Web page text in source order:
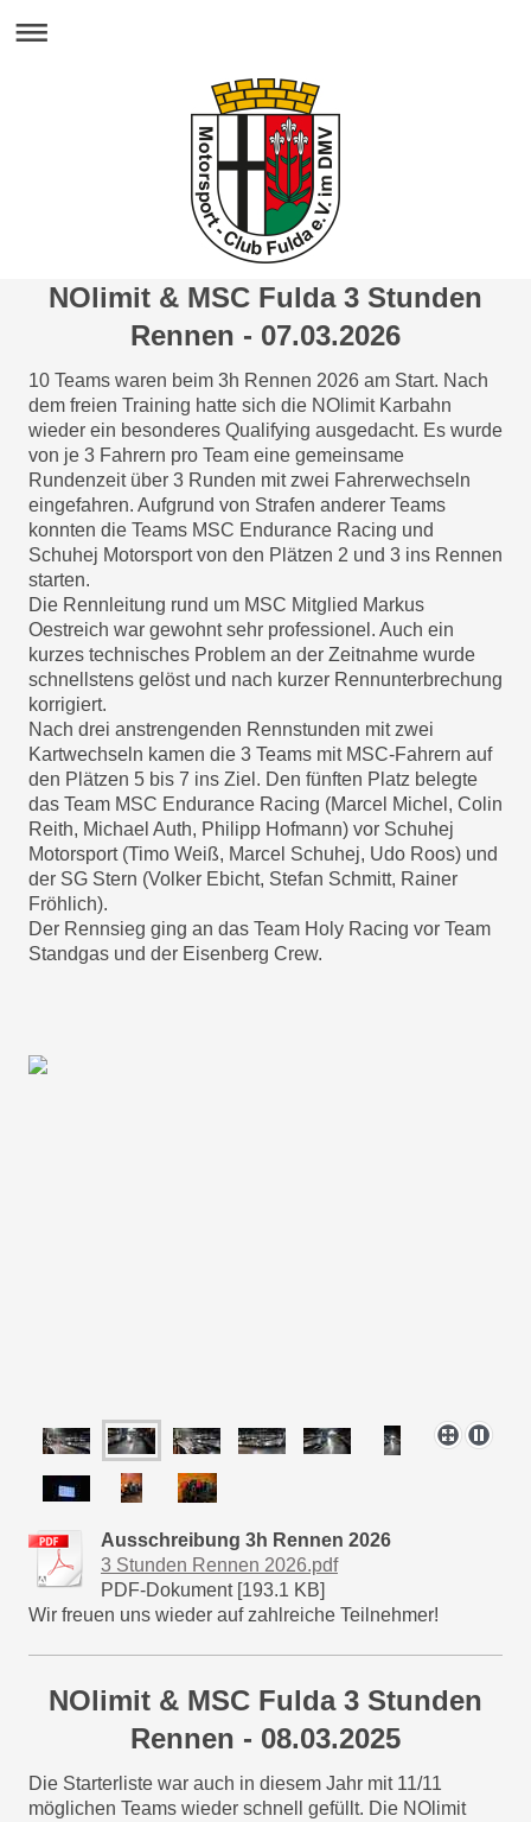
NOlimit & MSC Fulda 3 Stunden
Rennen - 07.03.2026
10 Teams waren beim 3h Rennen 2026 am Start. Nach
dem freien Training hatte sich die NOlimit Karbahn
wieder ein besonderes Qualifying ausgedacht. Es wurde
von je 3 Fahrern pro Team eine gemeinsame
Rundenzeit über 3 Runden mit zwei Fahrerwechseln
eingefahren. Aufgrund von Strafen anderer Teams
konnten die Teams MSC Endurance Racing und
Schuhej Motorsport von den Plätzen 2 und 3 ins Rennen
starten.
Die Rennleitung rund um MSC Mitglied Markus
Oestreich war gewohnt sehr professionel. Auch ein
kurzes technisches Problem an der Zeitnahme wurde
schnellstens gelöst und nach kurzer Rennunterbrechung
korrigiert.
Nach drei anstrengenden Rennstunden mit zwei
Kartwechseln kamen die 3 Teams mit MSC-Fahrern auf
den Plätzen 5 bis 7 ins Ziel. Den fünften Platz belegte
das Team MSC Endurance Racing (Marcel Michel, Colin
Reith, Michael Auth, Philipp Hofmann) vor Schuhej
Motorsport (Timo Weiß, Marcel Schuhej, Udo Roos) und
der SG Stern (Volker Ebicht, Stefan Schmitt, Rainer
Fröhlich).
Der Rennsieg ging an das Team Holy Racing vor Team
Standgas und der Eisenberg Crew.
Ausschreibung 3h Rennen 2026
3 Stunden Rennen 2026.pdf
PDF-Dokument [193.1 KB]
Wir freuen uns wieder auf zahlreiche Teilnehmer!
NOlimit & MSC Fulda 3 Stunden
Rennen - 08.03.2025
Die Starterliste war auch in diesem Jahr mit 11/11
möglichen Teams wieder schnell gefüllt. Die NOlimit